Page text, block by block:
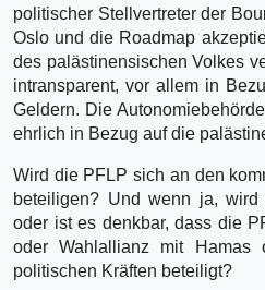
politischer Stellvertreter der
Oslo und die Roadmap
des palästinensischen Volkes
intransparent, vor allem in
Geldern. Die
ehrlich in Bezug auf die
Wird die PFLP sich an den
beteiligen? Und wenn ja,
oder ist es denkbar, dass die
oder Wahlallianz mit Hamas
politischen Kräften beteiligt?